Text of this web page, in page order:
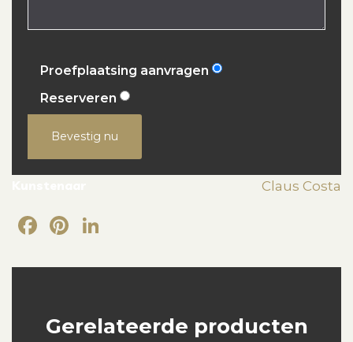
Proefplaatsing aanvragen
Reserveren
Bevestig nu
Claus Costa
Facebook
Pinterest
Gerelateerde producten